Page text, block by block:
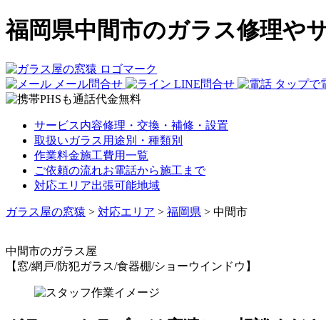
福岡県中間市のガラス修理や
メール問合せ LINE問合せ タップで
サービス内容修理・交換・補修・設置
取扱いガラス 用途別・種類別
作業料金施工費用一覧
ご依頼の流れお電話から施工まで
対応エリア出張可能地域
ガラス屋の窓猿 > 対応エリア > 福岡県 > 中間市
中間市のガラス屋
【窓/網戸/防犯ガラス/食器棚/ショーウインドウ】